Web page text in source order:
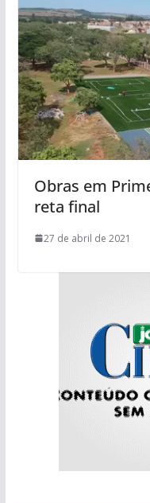
Obras em
reta final
27 de abril de 2021